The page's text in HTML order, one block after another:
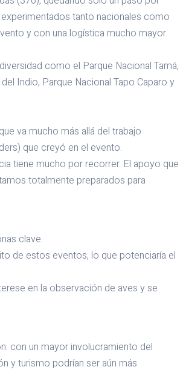
tanto nacionales como
y con una logística mucho mayor
como el Parque Nacional Tamá,
Indio, Parque Nacional Tapo Caparo y
va mucho más allá del trabajo
que creyó en el evento.
tiene mucho por recorrer. El apoyo que
totalmente preparados para
clave.
de estos eventos, lo que potenciaría el
en la observación de aves y se
con un mayor involucramiento del
y turismo podrían ser aún más